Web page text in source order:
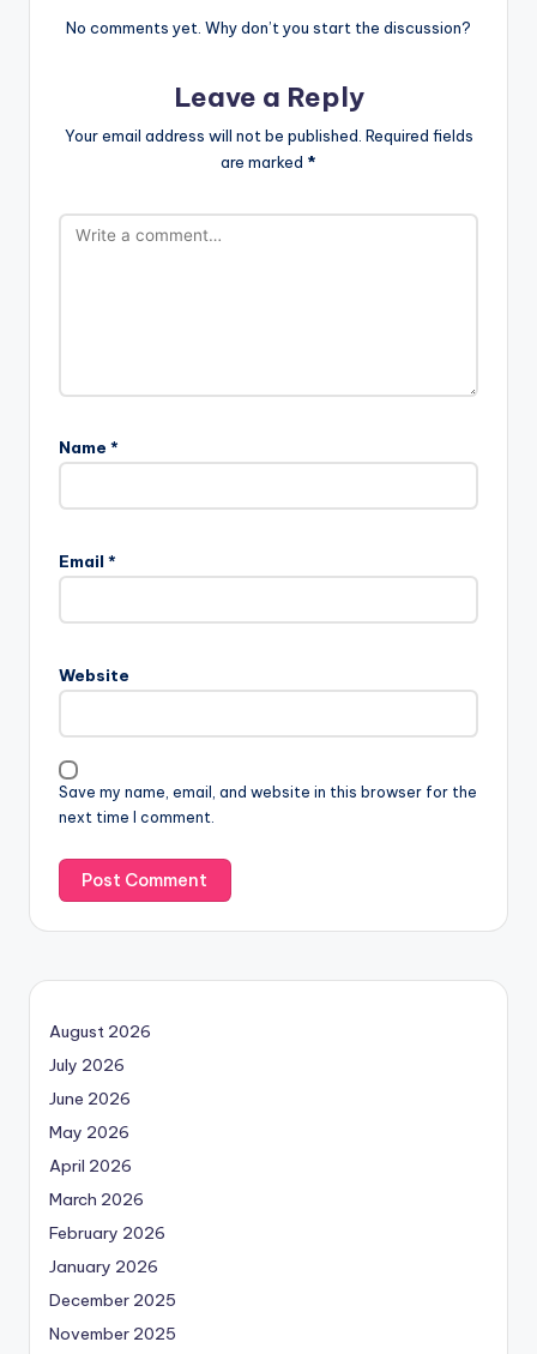
No comments yet. Why don’t you start the discussion?
Leave a Reply
Your email address will not be published. Required fields
are marked *
Name *
Email *
Website
Save my name, email, and website in this browser for the
next time I comment.
August 2026
July 2026
June 2026
May 2026
April 2026
March 2026
February 2026
January 2026
December 2025
November 2025